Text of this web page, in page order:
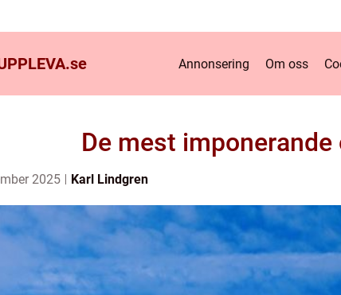
se Annonsering Om oss
De mest
2025 Karl Lindgren